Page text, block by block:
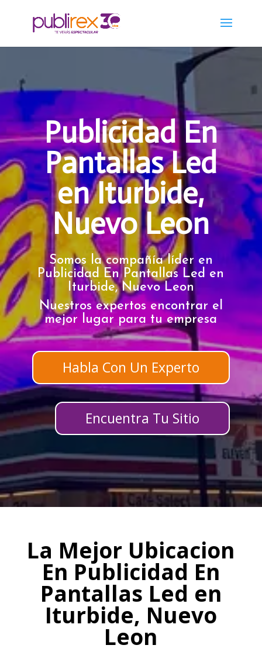
Publicidad En
Pantallas Led
en Iturbide,
Nuevo Leon
Somos la compañía líder en
Publicidad En Pantallas Led en
Iturbide, Nuevo Leon
Nuestros expertos encontrar el
mejor lugar para tu empresa
Habla Con Un Experto
Encuentra Tu Sitio
La Mejor Ubicacion
En Publicidad En
Pantallas Led en
Iturbide, Nuevo
Leon